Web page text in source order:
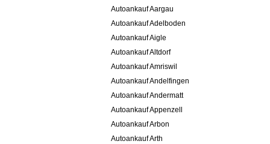
Autoankauf Aargau
Autoankauf Adelboden
Autoankauf Aigle
Autoankauf Altdorf
Autoankauf Amriswil
Autoankauf Andelfingen
Autoankauf Andermatt
Autoankauf Appenzell
Autoankauf Arbon
Autoankauf Arth